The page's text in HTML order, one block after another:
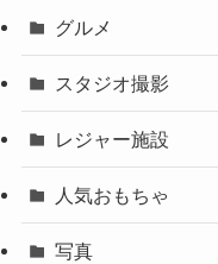
グルメ
スタジオ撮影
レジャー施設
人気おもちゃ
写真